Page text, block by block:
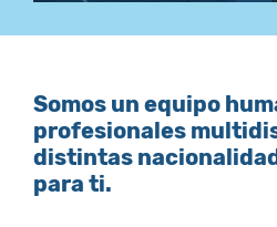
Somos un equipo
profesionales
distintas
para ti.